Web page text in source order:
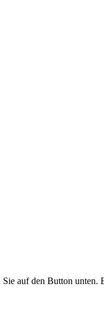
auf den Button unten.